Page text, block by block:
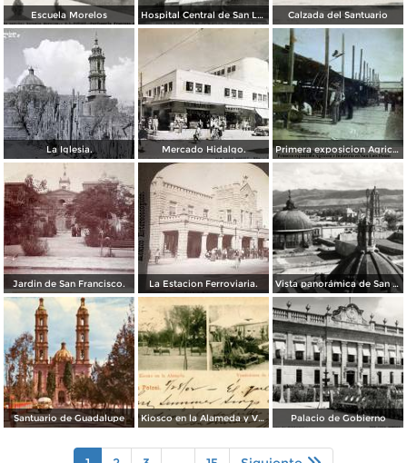
Escuela Morelos Hospital Central de San Luis Potosí Calzada del Santuario
La Iglesia. Mercado Hidalgo. Primera exposicion Agricola e Industria en San Luis Potosi 15 de Septiembrede1906
Jardin de San Francisco. La Estacion Ferroviaria. Vista panorámica de San Luis Potosí
Santuario de Guadalupe Kiosco en la Alameda y Vendedores de Frutas Palacio de Gobierno